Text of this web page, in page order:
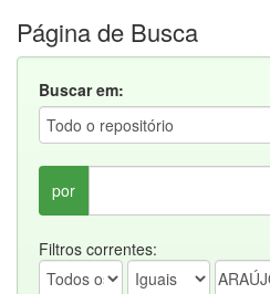
Página de Busca
Buscar em:
por
Filtros correntes: